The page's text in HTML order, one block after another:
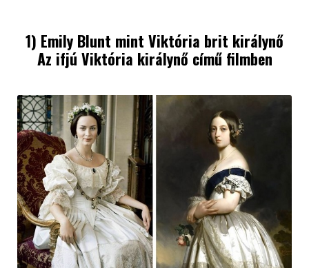
1) Emily Blunt mint Viktória brit királynő
Az ifjú Viktória királynő című filmben